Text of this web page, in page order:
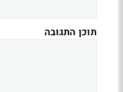
תוכן התגובה